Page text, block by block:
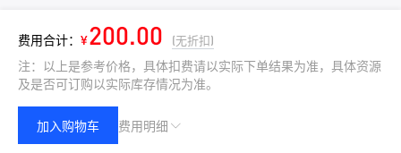
费用合计： ¥200.00 (无折扣)
注：以上是参考价格，具体扣费请以实际下单结果为准，具体资源
及是否可订购以实际库存情况为准。
费用明细
加入购物车